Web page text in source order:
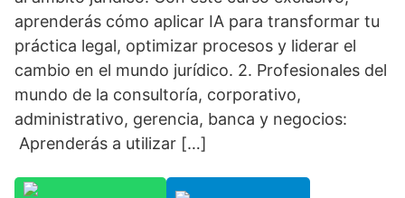
aprenderás cómo aplicar IA para transformar tu
práctica legal, optimizar procesos y liderar el
cambio en el mundo jurídico. 2. Profesionales del
mundo de la consultoría, corporativo,
administrativo, gerencia, banca y negocios:
Aprenderás a utilizar […]